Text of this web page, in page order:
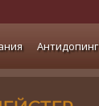
Антидопинг